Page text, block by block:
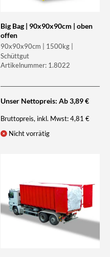
Big Bag | 90x90x90cm | oben
offen
90x90x90cm | 1500kg |
Schüttgut
Artikelnummer: 1.8022
Unser Nettopreis: Ab3,89€
Bruttopreis, inkl. Mwst:4,81€
Nicht vorrätig